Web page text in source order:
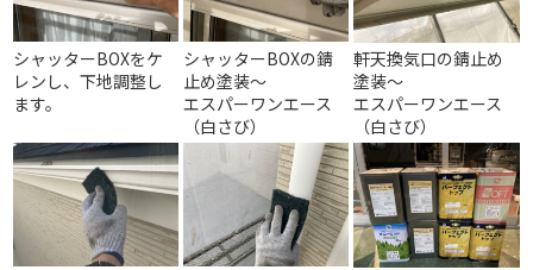
シャッターBOXをケ
レンし、下地調整し
ます。
シャッターBOXの錆
止め塗装～
エスパーワンエース
（白さび）
軒天換気口の錆止め
塗装～
エスパーワンエース
（白さび）